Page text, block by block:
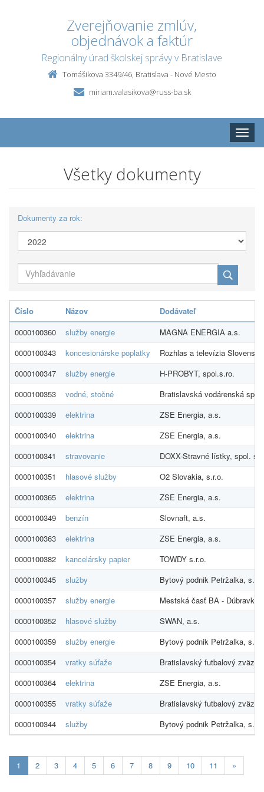
Zverejňovanie zmlúv,
objednávok a faktúr
Regionálny úrad školskej správy v Bratislave
Tomášikova 3349/46, Bratislava - Nové Mesto
miriam.valasikova@russ-ba.sk
Toggle
Všetky dokumenty
Dokumenty za rok:
Číslo Názov
Dodávateľ
0000100360
služby energie
MAGNA ENERGIA a.s.
0000100343
koncesionárske poplatky
Rozhlas a televízia Slovenska
0000100347
služby energie
H-PROBYT, spol.s.ro.
0000100353
vodné, stočné
Bratislavská vodárenská
0000100339
elektrina
ZSE Energia, a.s.
0000100340
elektrina
ZSE Energia, a.s.
0000100341
stravovanie
DOXX-Stravné lístky, spol. s
0000100351
hlasové služby
O2 Slovakia, s.r.o.
0000100365
elektrina
ZSE Energia, a.s.
0000100349
benzín
Slovnaft, a.s.
0000100363
elektrina
ZSE Energia, a.s.
0000100382
kancelársky papier
TOWDY s.r.o.
0000100345
služby
Bytový podnik Petržalka,
0000100357
služby energie
Mestská časť BA - Dúbravka
0000100352
hlasové služby
SWAN, a.s.
0000100359
služby energie
Bytový podnik Petržalka,
0000100354
vratky súťaže
Bratislavský futbalový zväz
0000100364
elektrina
ZSE Energia, a.s.
0000100355
vratky súťaže
Bratislavský futbalový zväz
0000100344
služby Bytový podnik Petržalka,
1 Aktualna-
stranka
2 3 4 5 6 7 8 9 10 11 »